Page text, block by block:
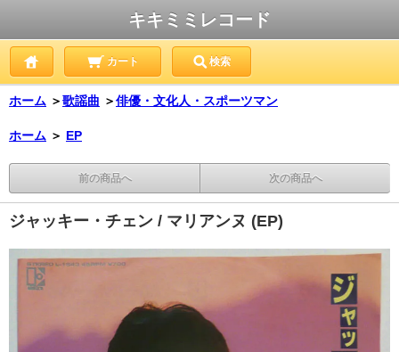
キキミミレコード
カート 検索
ホーム ＞歌謡曲 ＞俳優・文化人・スポーツマン
ホーム ＞ EP
前の商品へ 次の商品へ
ジャッキー・チェン / マリアンヌ (EP)